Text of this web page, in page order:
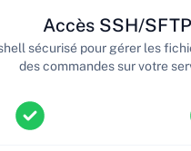
Accès SSH/SFTP
sécurisé pour gérer les
des commandes sur votre